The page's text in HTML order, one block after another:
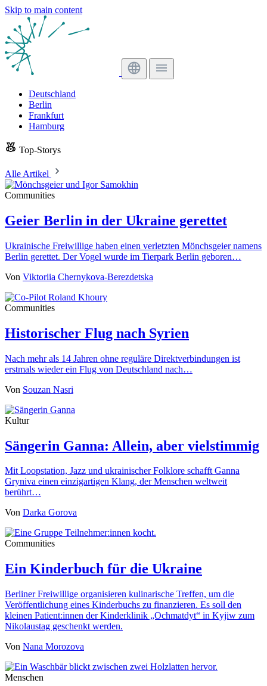
Skip to main content
Deutschland
Berlin
Frankfurt
Hamburg
Top-Storys
Alle Artikel
Communities
Geier Berlin in der Ukraine gerettet
Ukrainische Freiwillige haben einen verletzten Mönchsgeier namens
Berlin gerettet. Der Vogel wurde im Tierpark Berlin geboren…
Von Viktoriia Chernykova-Berezdetska
Communities
Historischer Flug nach Syrien
Nach mehr als 14 Jahren ohne reguläre Direktverbindungen ist
erstmals wieder ein Flug von Deutschland nach…
Von Souzan Nasri
Kultur
Sängerin Ganna: Allein, aber vielstimmig
Mit Loopstation, Jazz und ukrainischer Folklore schafft Ganna
Gryniva einen einzigartigen Klang, der Menschen weltweit
berührt…
Von Darka Gorova
Communities
Ein Kinderbuch für die Ukraine
Berliner Freiwillige organisieren kulinarische Treffen, um die
Veröffentlichung eines Kinderbuchs zu finanzieren. Es soll den
kleinen Patient:innen der Kinderklinik „Ochmatdyt“ in Kyjiw zum
Nikolaustag geschenkt werden.
Von Nana Morozova
Menschen